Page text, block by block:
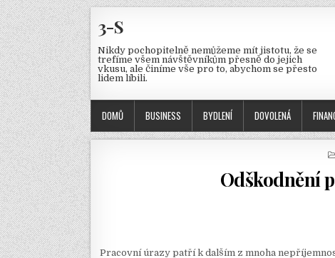
3-S
Nikdy pochopitelně nemůžeme mít jistotu, že se
trefíme všem návštěvníkům přesně do jejich
vkusu, ale činíme vše pro to, abychom se přesto
lidem líbili.
DOMŮ BUSINESS BYDLENÍ DOVOLENÁ
Odškodnění
Pracovní úrazy patří k dalším z mnoha